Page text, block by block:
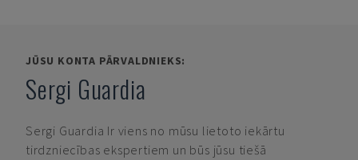
JŪSU KONTA PĀRVALDNIEKS:
Sergi Guardia
Sergi Guardia Ir viens no mūsu lietoto iekārtu
tirdzniecības ekspertiem un būs jūsu tiešā